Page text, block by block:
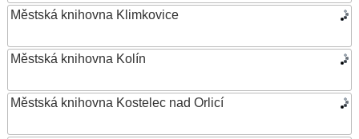
Městská knihovna Klimkovice
Městská knihovna Kolín
Městská knihovna Kostelec nad Orlicí